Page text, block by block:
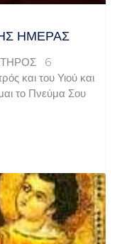
ΗΜΈΡΑΣ
6
και του Υιού και
το Πνεύμα Σου